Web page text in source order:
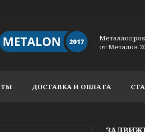
от Металон
ДОСТАВКА И ОПЛАТА